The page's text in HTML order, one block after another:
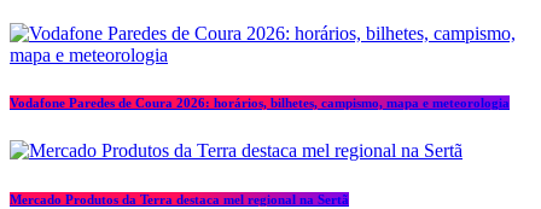
Vodafone Paredes de Coura 2026: horários, bilhetes, campismo, mapa e meteorologia
Mercado Produtos da Terra destaca mel regional na Sertã